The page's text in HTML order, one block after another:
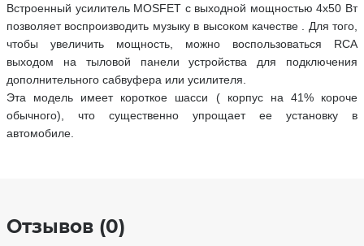
Встроенный усилитель MOSFET с выходной мощностью 4х50 Вт
позволяет воспроизводить музыку в высоком качестве . Для того,
чтобы увеличить мощность, можно воспользоваться RCA
выходом на тыловой панели устройства для подключения
дополнительного сабвуфера или усилителя.
Эта модель имеет короткое шасси ( корпус на 41% короче
обычного), что существенно упрощает ее установку в
автомобиле.
Отзывов (0)